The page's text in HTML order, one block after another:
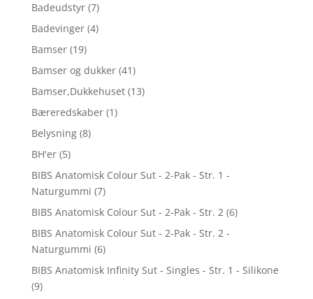
Badeudstyr (7)
Badevinger (4)
Bamser (19)
Bamser og dukker (41)
Bamser,Dukkehuset (13)
Bæreredskaber (1)
Belysning (8)
BH'er (5)
BIBS Anatomisk Colour Sut - 2-Pak - Str. 1 -
Naturgummi (7)
BIBS Anatomisk Colour Sut - 2-Pak - Str. 2 (6)
BIBS Anatomisk Colour Sut - 2-Pak - Str. 2 -
Naturgummi (6)
BIBS Anatomisk Infinity Sut - Singles - Str. 1 - Silikone
(9)